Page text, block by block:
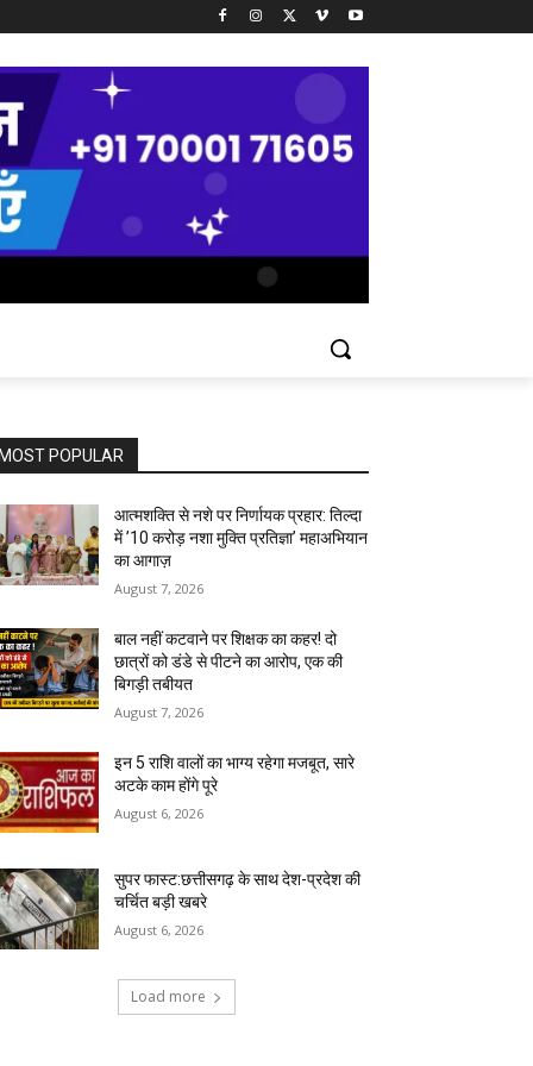
MOST POPULAR
आत्मशक्ति से नशे पर निर्णायक प्रहार: तिल्दा
में ’10 करोड़ नशा मुक्ति प्रतिज्ञा’ महाअभियान
का आगाज़
August 7, 2026
बाल नहीं कटवाने पर शिक्षक का कहर! दो
छात्रों को डंडे से पीटने का आरोप, एक की
बिगड़ी तबीयत
August 7, 2026
इन 5 राशि वालों का भाग्य रहेगा मजबूत, सारे
अटके काम होंगे पूरे
August 6, 2026
सुपर फास्ट:छत्तीसगढ़ के साथ देश-प्रदेश की
चर्चित बड़ी खबरे
August 6, 2026
Load more